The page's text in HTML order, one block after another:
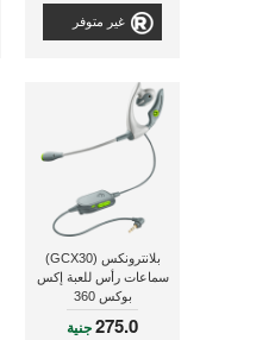
غير متوفر
بلانترونكس (GCX30)
سماعات رأس للعبة إكس
بوكس 360
275.0جنية